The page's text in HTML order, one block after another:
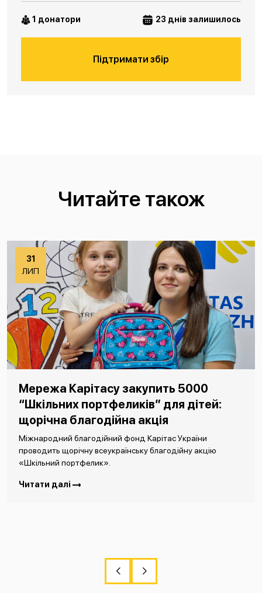
1 донатори 23 днів залишилось
Підтримати збір
Читайте також
31
ЛИП
Мережа Карітасу закупить 5000
“Шкільних портфеликів” для дітей:
щорічна благодійна акція
Міжнародний благодійний фонд Карітас України
проводить щорічну всеукраїнську благодійну акцію
«Шкільний портфелик».
Читати далі